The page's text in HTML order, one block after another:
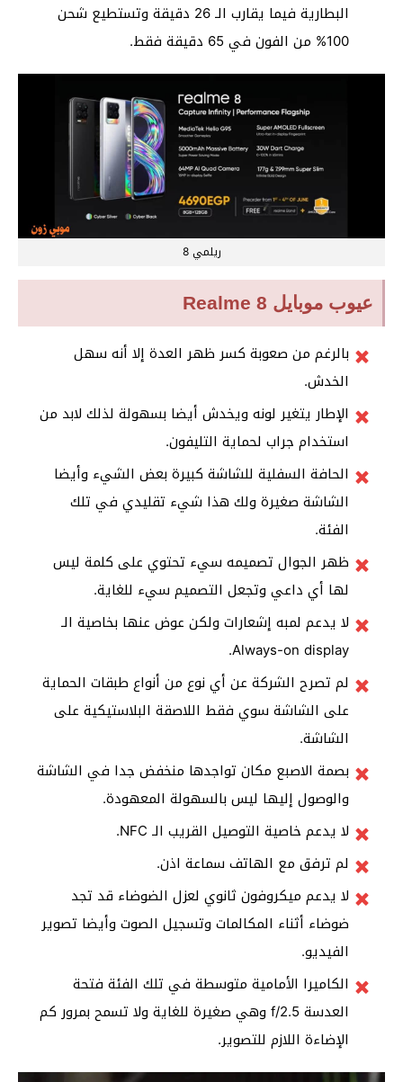
البطارية فيما يقارب الـ 26 دقيقة وتستطيع شحن
100% من الفون في 65 دقيقة فقط.
ريلمي 8
عيوب موبايل Realme 8
بالرغم من صعوبة كسر ظهر العدة إلا أنه سهل
الخدش.
الإطار يتغير لونه ويخدش أيضا بسهولة لذلك لابد من
استخدام جراب لحماية التليفون.
الحافة السفلية للشاشة كبيرة بعض الشيء وأيضا
الشاشة صغيرة ولك هذا شيء تقليدي في تلك
الفئة.
ظهر الجوال تصميمه سيء تحتوي على كلمة ليس
لها أي داعي وتجعل التصميم سيء للغاية.
لا يدعم لمبه إشعارات ولكن عوض عنها بخاصية الـ
Always-on display.
لم تصرح الشركة عن أي نوع من أنواع طبقات الحماية
على الشاشة سوي فقط اللاصقة البلاستيكية على
الشاشة.
بصمة الاصبع مكان تواجدها منخفض جدا في الشاشة
والوصول إليها ليس بالسهولة المعهودة.
لا يدعم خاصية التوصيل القريب الـ NFC.
لم ترفق مع الهاتف سماعة اذن.
لا يدعم ميكروفون ثانوي لعزل الضوضاء قد تجد
ضوضاء أثناء المكالمات وتسجيل الصوت وأيضا تصوير
الفيديو.
الكاميرا الأمامية متوسطة في تلك الفئة فتحة
العدسة f/2.5 وهي صغيرة للغاية ولا تسمح بمرور كم
الإضاءة اللازم للتصوير.